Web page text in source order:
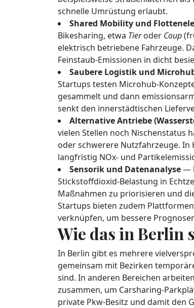
schnelle Umrüstung erlaubt.
Shared Mobility und
Bikesharing, etwa Tieroder Coup
elektrisch betriebene Fahrzeuge.
Feinstaub-Emissionen in dicht
Saubere Logistik und
Startups testen Microhub-
gesammelt und dann
senkt den innerstädtischen
Alternative Antriebe
vielen Stellen noch Nischenstatus
oder schwerere Nutzfahrzeuge.
langfristig NOx- und
Sensorik und Datenanalyse—
Stickstoffdioxid-Belastung in
Maßnahmen zu priorisieren und
Startups bieten zudem
verknüpfen, um bessere
Wie das in Berlin
In Berlin gibt es mehrere
gemeinsam mit Bezirken
sind. In anderen Bereichen
zusammen, um Carsharing-
private Pkw-Besitz und damit den